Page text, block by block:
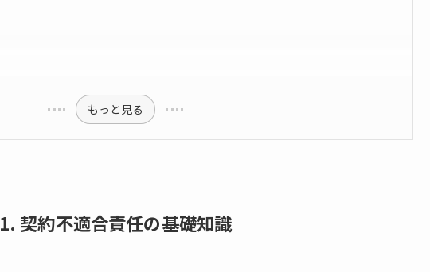
もっと見る
1. 契約不適合責任の基礎知識